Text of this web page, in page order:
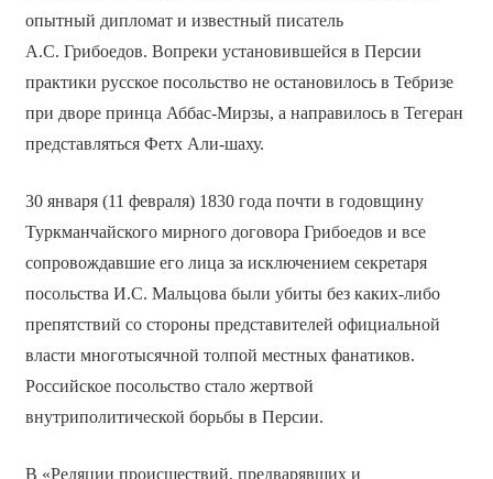
опытный дипломат и известный писатель
А.С. Грибоедов. Вопреки установившейся в Персии
практики русское посольство не остановилось в Тебризе
при дворе принца Аббас-Мирзы, а направилось в Тегеран
представляться Фетх Али-шаху.
30 января (11 февраля) 1830 года почти в годовщину
Туркманчайского мирного договора Грибоедов и все
сопровождавшие его лица за исключением секретаря
посольства И.С. Мальцова были убиты без каких-либо
препятствий со стороны представителей официальной
власти многотысячной толпой местных фанатиков.
Российское посольство стало жертвой
внутриполитической борьбы в Персии.
В «Реляции происшествий, предварявших и